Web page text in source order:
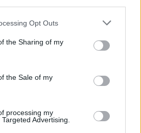
Opt Outs
the Sharing of my
the Sale of my
processing my
Advertising.
MAIS DO AUTOR